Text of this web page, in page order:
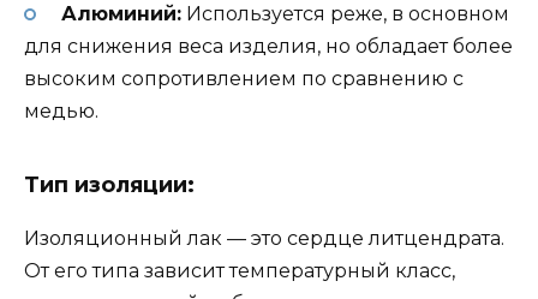
Алюминий:Используется реже, в основном
для снижения веса изделия, но обладает более
высоким сопротивлением по сравнению с
медью.
Тип изоляции:
Изоляционный лак — это сердце литцендрата.
От его типа зависит температурный класс,